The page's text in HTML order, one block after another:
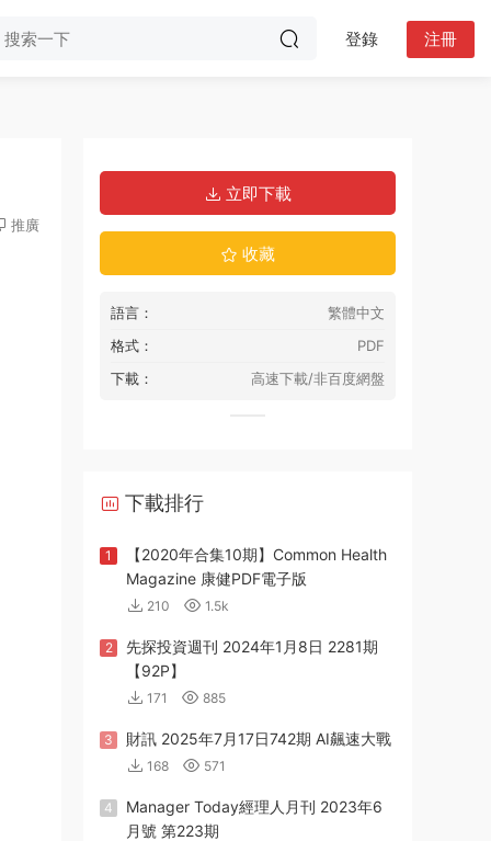
登錄 注冊
推廣
立即下載
收藏
語言：
繁體中文
格式：
PDF
下載：
高速下載/非百度網盤
下載排行
1
【2020年合集10期】Common Health
Magazine 康健PDF電子版
210 1.5k
2
先探投資週刊 2024年1月8日 2281期
【92P】
171 885
3 財訊 2025年7月17日742期 AI飆速大戰
168 571
4
Manager Today經理人月刊 2023年6
月號 第223期